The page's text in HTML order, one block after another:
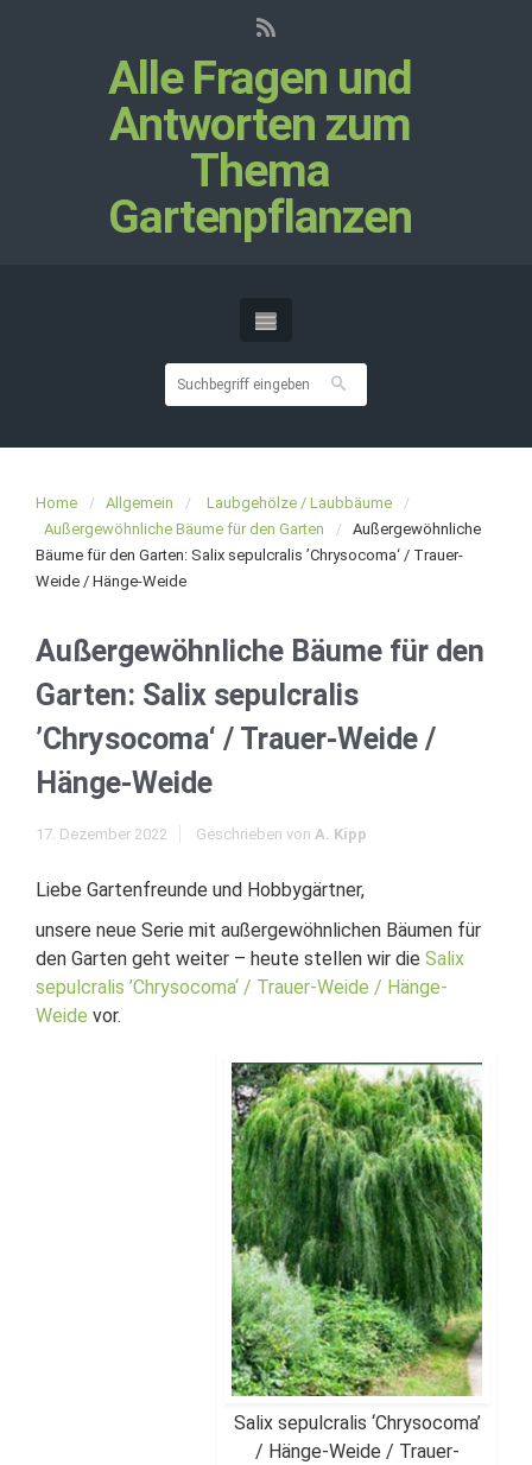
Alle Fragen und
Antworten zum
Thema
Gartenpflanzen
Home Allgemein
Laubgehölze / Laubbäume
Außergewöhnliche Bäume für den Garten
Außergewöhnliche
Bäume für den Garten: Salix sepulcralis ’Chrysocoma‘ / Trauer-
Weide / Hänge-Weide
Außergewöhnliche Bäume für den
Garten: Salix sepulcralis
’Chrysocoma‘ / Trauer-Weide /
Hänge-Weide
17. Dezember 2022 Geschrieben von A. Kipp
Liebe Gartenfreunde und Hobbygärtner,
unsere neue Serie mit außergewöhnlichen Bäumen für
den Garten geht weiter – heute stellen wir die Salix
sepulcralis ’Chrysocoma‘ / Trauer-Weide / Hänge-
Weide vor.
Salix sepulcralis ‘Chrysocoma’
/ Hänge-Weide / Trauer-